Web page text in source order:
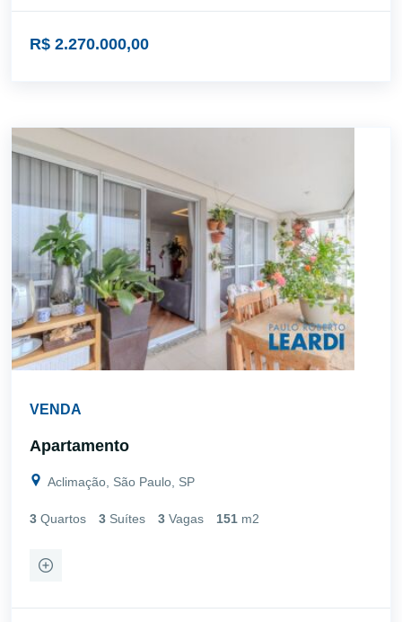
R$ 2.270.000,00
VENDA
Apartamento
Aclimação, São Paulo, SP
3 Quartos 3 Suítes 3 Vagas 151 m2